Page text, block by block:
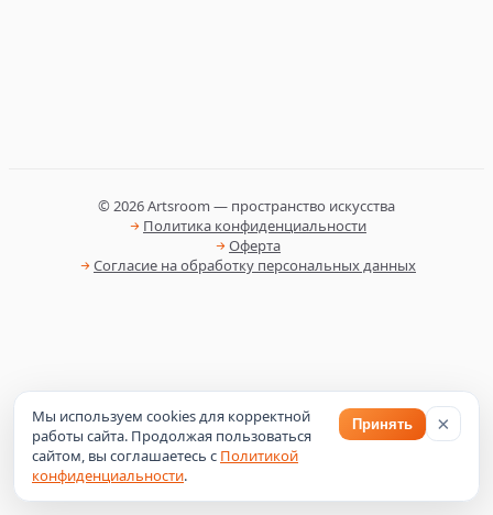
© 2026Artsroom — пространство искусства
Политика конфиденциальности
Оферта
Согласие на обработку персональных данных
Мы используем cookies для корректной
работы сайта. Продолжая пользоваться
сайтом, вы соглашаетесь с Политикой
конфиденциальности.
Принять ×